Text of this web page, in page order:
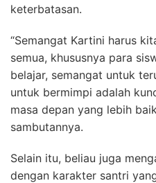
keterbatasan.
“Semangat Kartini harus
semua, khususnya para
belajar, semangat untuk
untuk bermimpi adalah
masa depan yang lebih
sambutannya.
Selain itu, beliau juga
dengan karakter santri